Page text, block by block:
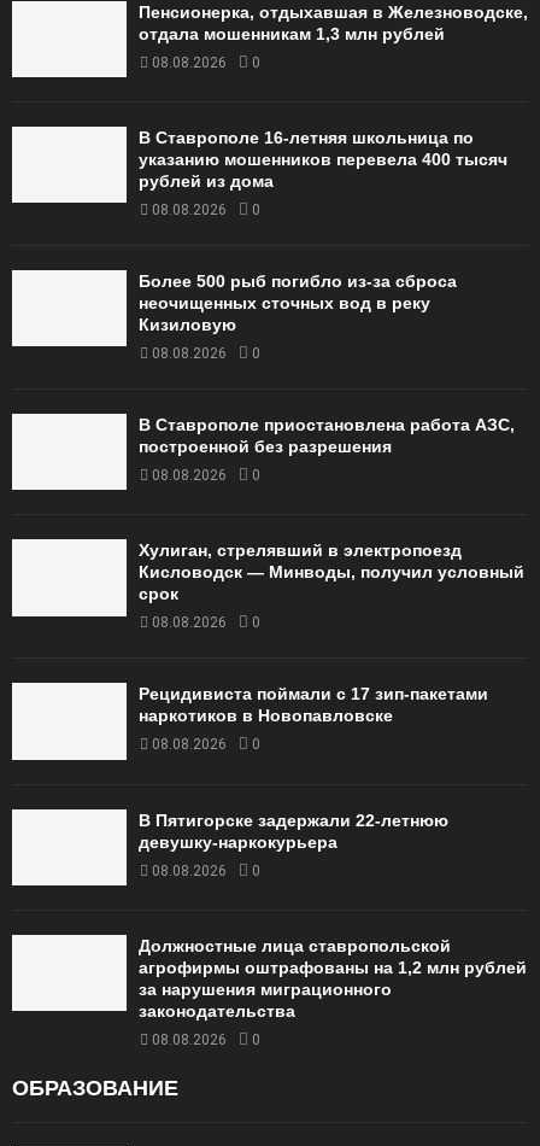
Пенсионерка, отдыхавшая в Железноводске,
отдала мошенникам 1,3 млн рублей
08.08.2026 0
В Ставрополе 16-летняя школьница по
указанию мошенников перевела 400 тысяч
рублей из дома
08.08.2026 0
Более 500 рыб погибло из-за сброса
неочищенных сточных вод в реку
Кизиловую
08.08.2026 0
В Ставрополе приостановлена работа АЗС,
построенной без разрешения
08.08.2026 0
Хулиган, стрелявший в электропоезд
Кисловодск — Минводы, получил условный
срок
08.08.2026 0
Рецидивиста поймали с 17 зип-пакетами
наркотиков в Новопавловске
08.08.2026 0
В Пятигорске задержали 22-летнюю
девушку-наркокурьера
08.08.2026 0
Должностные лица ставропольской
агрофирмы оштрафованы на 1,2 млн рублей
за нарушения миграционного
законодательства
08.08.2026 0
ОБРАЗОВАНИЕ